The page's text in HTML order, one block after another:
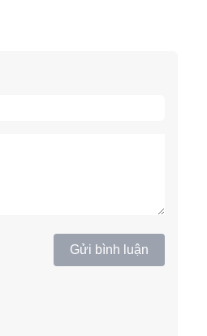
Gửi bình luận